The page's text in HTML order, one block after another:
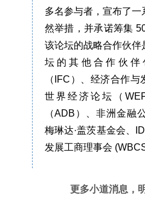
多名参与者，宣布了一
然举措，并承诺筹集
该论坛的战略合作伙
坛的其他合作伙伴
（IFC）、经济合作与
世界经济论坛（
（ADB）、非洲金融
梅琳达·盖茨基金会、
发展工商理事会
更多小道消息，